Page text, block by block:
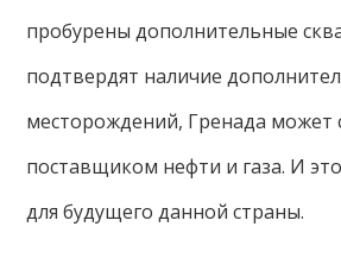
пробурены дополнительные
подтвердят наличие
месторождений, Гренада может
поставщиком нефти и газа. И
для будущего данной страны.